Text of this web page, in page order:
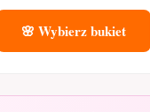
🌸 Wybierz bukiet